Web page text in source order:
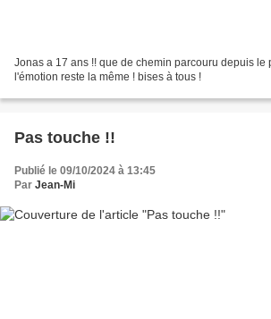
Jonas a 17 ans !! que de chemin parcouru depuis le
l'émotion reste la même ! bises à tous !
Pas touche !!
Publié le 09/10/2024 à 13:45
Par Jean-Mi